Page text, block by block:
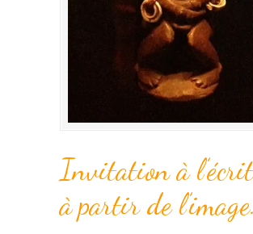
Invitation à
à partir de l’image.